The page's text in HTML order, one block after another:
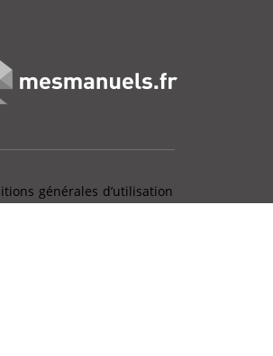
générales d’utilisation